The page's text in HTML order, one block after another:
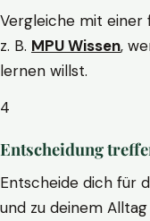
Vergleiche mit einer
z. B. MPU Wissen,
lernen willst.
4
Entscheidung
Entscheide dich für
und zu deinem